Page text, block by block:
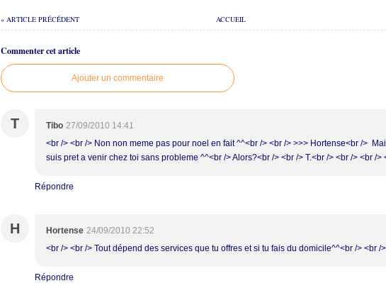
ACCUEIL
« ARTICLE PRÉCÉDENT
Commenter cet article
Ajouter un commentaire
T Tibo 27/09/2010 14:41
<br /> <br /> Non non meme pas pour noel en fait ^^<br /> <br /> >>> Hortense<br />
suis pret a venir chez toi sans probleme ^^<br /> Alors?<br /> <br /> T.<br /> <br /> <br />
Répondre
H Hortense 24/09/2010 22:52
<br /> <br /> Tout dépend des services que tu offres et si tu fais du domicile^^<br /> <br /
Répondre